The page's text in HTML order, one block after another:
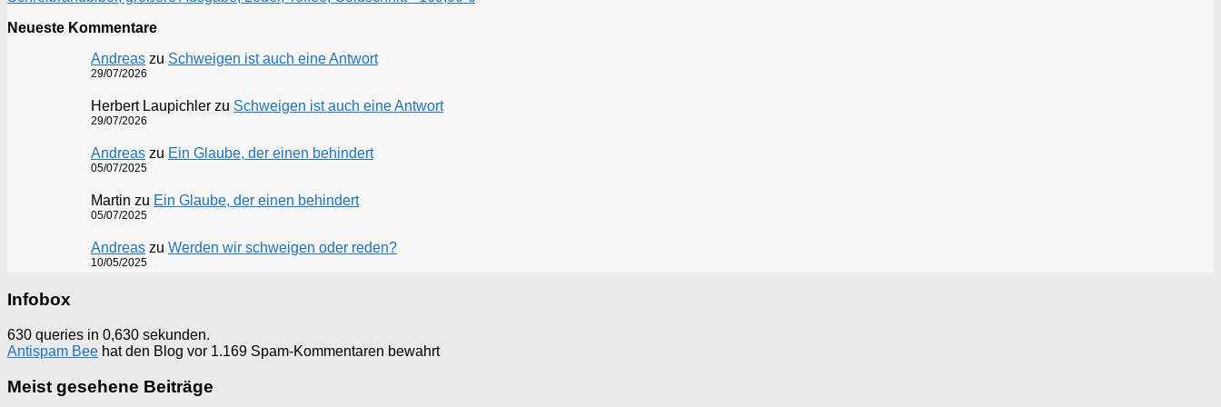
Neueste Kommentare
Andreas zu Schweigen ist auch eine Antwort
29/07/2026
Herbert Laupichler zu Schweigen ist auch eine Antwort
29/07/2026
Andreas zu Ein Glaube, der einen behindert
05/07/2025
Martin zu Ein Glaube, der einen behindert
05/07/2025
Andreas zu Werden wir schweigen oder reden?
10/05/2025
Infobox
630 queries in 0,630 sekunden.
Antispam Bee hat den Blog vor 1.169 Spam-Kommentaren bewahrt
Meist gesehene Beiträge